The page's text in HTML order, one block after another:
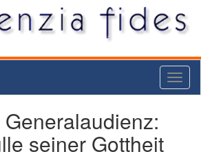
Generalaudienz:
seiner Gottheit